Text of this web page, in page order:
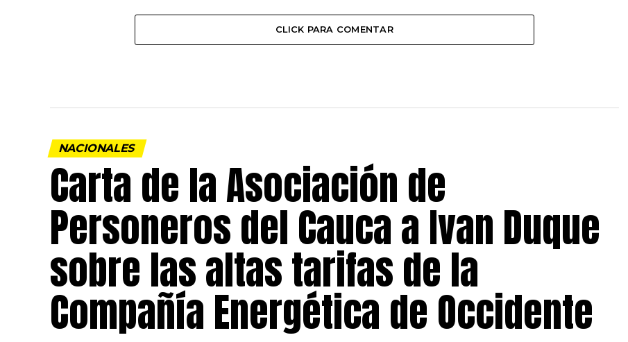
CLICK PARA COMENTAR
NACIONALES
Carta de la Asociación de
Personeros del Cauca a Ivan Duque
sobre las altas tarifas de la
Compañía Energética de Occidente